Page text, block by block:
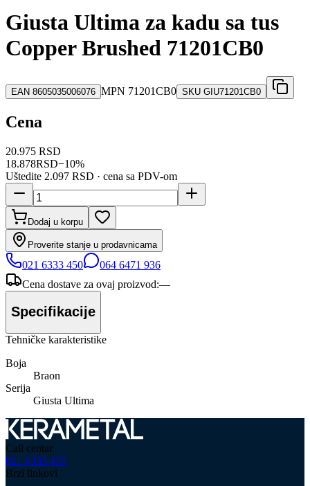
Giusta Ultima za kadu sa tus
Copper Brushed 71201CB0
EAN 8605035006076 MPN 71201CB0 SKU GIU71201CB0
Cena
20.975 RSD
18.878RSD−10%
Uštedite 2.097 RSD · cena sa PDV-om
Dodaj u korpu
Proverite stanje u prodavnicama
021 6333 450
064 6471 936
Cena dostave za ovaj proizvod:—
Specifikacije
Tehničke karakteristike
Boja
Braon
Serija
Giusta Ultima
Call centar
021 6333 450
Brzi linkovi